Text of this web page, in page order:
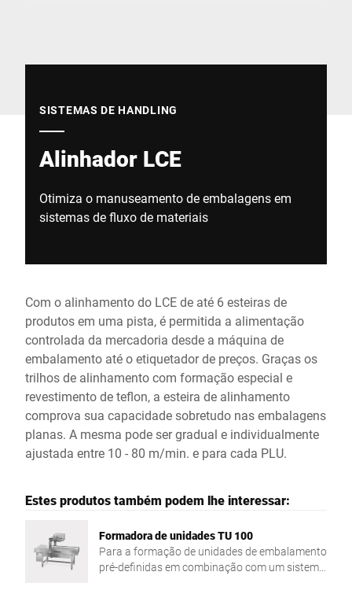
SISTEMAS DE HANDLING
Alinhador LCE
Otimiza o manuseamento de embalagens em
sistemas de fluxo de materiais
Com o alinhamento do LCE de até 6 esteiras de
produtos em uma pista, é permitida a alimentação
controlada da mercadoria desde a máquina de
embalamento até o etiquetador de preços. Graças os
trilhos de alinhamento com formação especial e
revestimento de teflon, a esteira de alinhamento
comprova sua capacidade sobretudo nas embalagens
planas. A mesma pode ser gradual e individualmente
ajustada entre 10 - 80 m/min. e para cada PLU.
Estes produtos também podem lhe interessar:
Formadora de unidades TU 100
Para a formação de unidades de embalamento
pré-definidas em combinação com um sistema